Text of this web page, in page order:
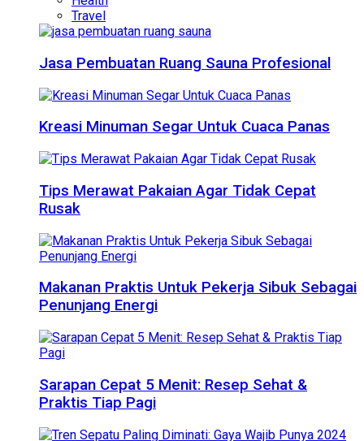
Travel
Jasa Pembuatan Ruang Sauna Profesional
Kreasi Minuman Segar Untuk Cuaca Panas
Tips Merawat Pakaian Agar Tidak Cepat
Rusak
Makanan Praktis Untuk Pekerja Sibuk Sebagai
Penunjang Energi
Sarapan Cepat 5 Menit: Resep Sehat &
Praktis Tiap Pagi